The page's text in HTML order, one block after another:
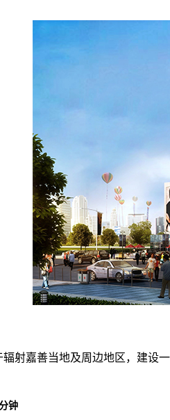
射嘉善当地及周边地区，建设
钟